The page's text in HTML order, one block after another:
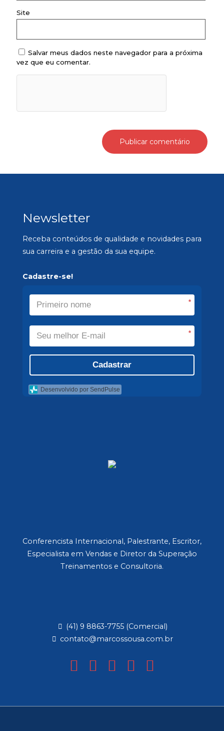
Site
Salvar meus dados neste navegador para a próxima
vez que eu comentar.
Newsletter
Receba conteúdos de qualidade e novidades para
sua carreira e a gestão da sua equipe.
Cadastre-se!
*
*
Cadastrar
Desenvolvido por SendPulse
Conferencista Internacional, Palestrante, Escritor,
Especialista em Vendas e Diretor da Superação
Treinamentos e Consultoria.
(41) 9 8863-7755 (Comercial)
contato@marcossousa.com.br